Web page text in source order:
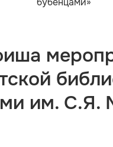
им. С.Я.